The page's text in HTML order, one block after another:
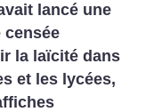
lancé une
censée
la laïcité dans
et les lycées,